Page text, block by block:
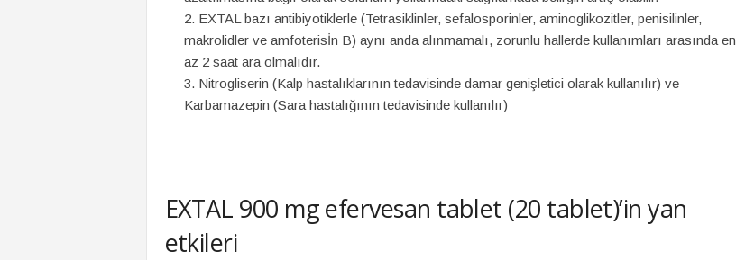
EXTAL bazı antibiyotiklerle (Tetrasiklinler, sefalosporinler, aminoglikozitler, penisilinler,
makrolidler ve amfoterisİn B) aynı anda alınmamalı, zorunlu hallerde kullanımları arasında en
az 2 saat ara olmalıdır.
Nitrogliserin (Kalp hastalıklarının tedavisinde damar genişletici olarak kullanılır) ve
Karbamazepin (Sara hastalığının tedavisinde kullanılır)
EXTAL 900 mg efervesan tablet (20 tablet)’in yan
etkileri